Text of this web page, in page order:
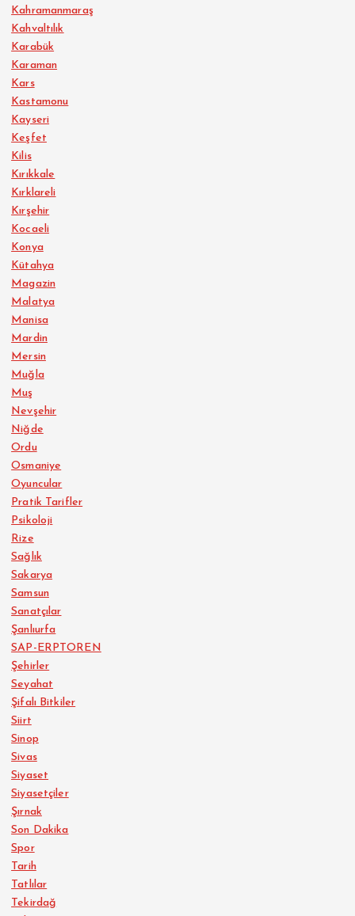
Kahramanmaraş
Kahvaltılık
Karabük
Karaman
Kars
Kastamonu
Kayseri
Keşfet
Kilis
Kırıkkale
Kırklareli
Kırşehir
Kocaeli
Konya
Kütahya
Magazin
Malatya
Manisa
Mardin
Mersin
Muğla
Muş
Nevşehir
Niğde
Ordu
Osmaniye
Oyuncular
Pratik Tarifler
Psikoloji
Rize
Sağlık
Sakarya
Samsun
Sanatçılar
Şanlıurfa
SAP-ERPTOREN
Şehirler
Seyahat
Şifalı Bitkiler
Siirt
Sinop
Sivas
Siyaset
Siyasetçiler
Şırnak
Son Dakika
Spor
Tarih
Tatlılar
Tekirdağ